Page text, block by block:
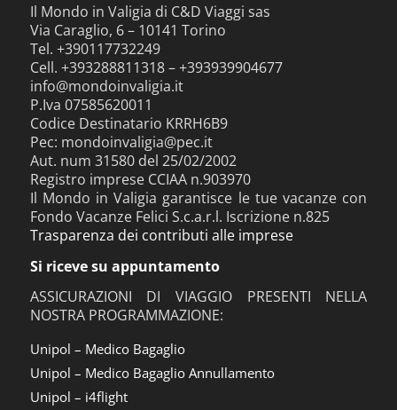
Il Mondo in Valigia di C&D Viaggi sas
Via Caraglio, 6 – 10141 Torino
Tel. +390117732249
Cell. +393288811318 – +393939904677
info@mondoinvaligia.it
P.Iva 07585620011
Codice Destinatario KRRH6B9
Pec: mondoinvaligia@pec.it
Aut. num 31580 del 25/02/2002
Registro imprese CCIAA n.903970
Il Mondo in Valigia garantisce le tue vacanze con
Fondo Vacanze Felici S.c.a.r.l. Iscrizione n.825
Trasparenza dei contributi alle imprese
Si riceve su appuntamento
ASSICURAZIONI DI VIAGGIO PRESENTI NELLA
NOSTRA PROGRAMMAZIONE:
Unipol – Medico Bagaglio
Unipol – Medico Bagaglio Annullamento
Unipol – i4flight